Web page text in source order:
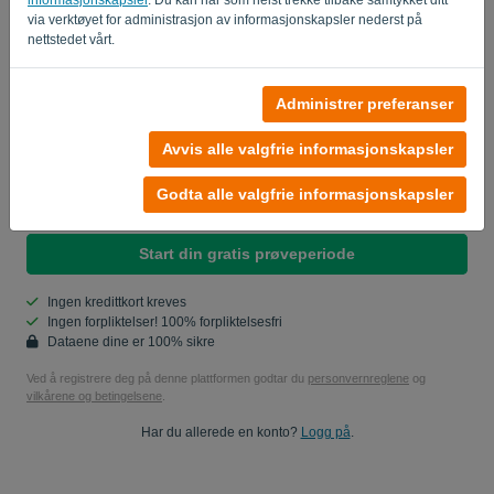
via verktøyet for administrasjon av informasjonskapsler nederst på
nettstedet vårt.
Administrer preferanser
Avvis alle valgfrie informasjonskapsler
Godta alle valgfrie informasjonskapsler
Passord
Ja, du kan sende meg produktoppdateringer..
Ja, du kan sende meg markedsføringsoppdateringer.
Start din gratis prøveperiode
Ingen kredittkort kreves
Ingen forpliktelser! 100% forpliktelsesfri
Dataene dine er 100% sikre
Ved å registrere deg på denne plattformen godtar du personvernreglene og
vilkårene og betingelsene
Har du allerede en konto? Logg på.